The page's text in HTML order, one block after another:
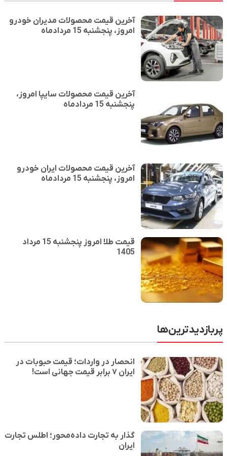
آخرین قیمت محصولات مدیران خودرو
امروز، پنجشنبه 15 مردادماه
آخرین قیمت محصولات سایپا امروز،
پنجشنبه 15 مردادماه
آخرین قیمت محصولات ایران خودرو
امروز، پنجشنبه 15 مردادماه
قیمت طلا امروز پنجشنبه 15 مرداد
1405
پربازدیدترین‌ها
انحصار در واردات؛ قیمت حبوبات در
ایران ۷ برابر قیمت جهانی است!
گذار به تجارت داده‌محور؛ اطلس تجارت
ایران